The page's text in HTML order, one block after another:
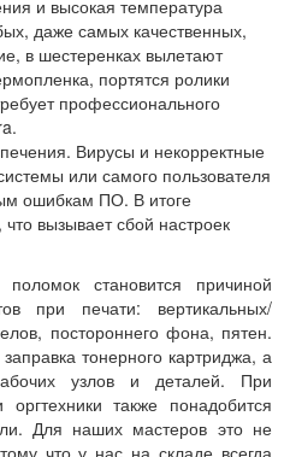
и высокая температура
даже самых качественных,
в шестеренках вылетают
портятся ролики
профессионального
Вирусы и некорректные
или самого пользователя
ошибкам ПО. В итоге
вызывает сбой настроек
становится причиной
при печати: вертикальных/
постороннего фона, пятен.
тонерного картриджа, а
узлов и деталей. При
оргтехники также понадобится
Для наших мастеров это не